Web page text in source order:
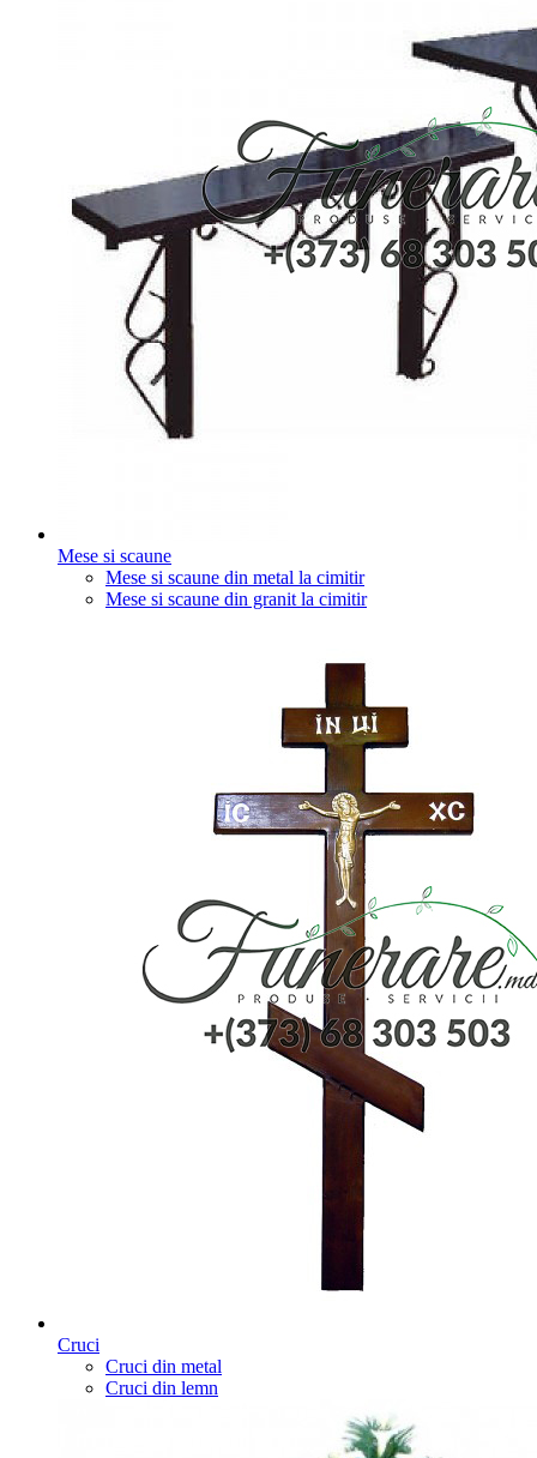
Mese si scaune
Mese si scaune din metal la cimitir
Mese si scaune din granit la cimitir
Cruci
Cruci din metal
Cruci din lemn